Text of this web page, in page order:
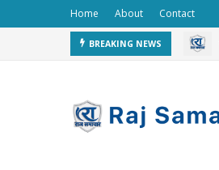
Home About Contact
BREAKING NEWS